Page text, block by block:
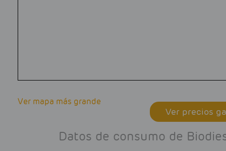
Ver mapa más grande
Ver precios
Datos de consumo de